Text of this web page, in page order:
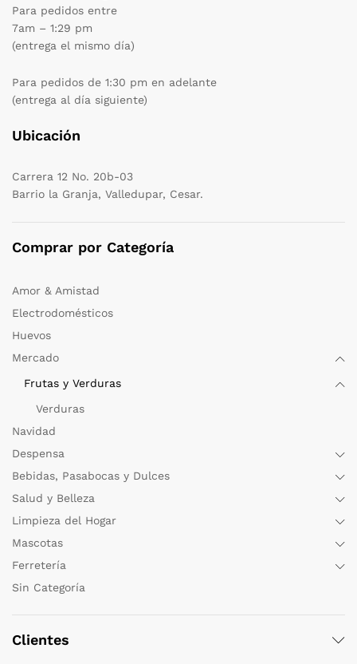
Para pedidos entre
7am – 1:29 pm
(entrega el mismo día)
Para pedidos de 1:30 pm en adelante
(entrega al día siguiente)
Ubicación
Carrera 12 No. 20b-03
Barrio la Granja, Valledupar, Cesar.
Comprar por Categoría
Amor & Amistad
Electrodomésticos
Huevos
Mercado
Frutas y Verduras
Verduras
Navidad
Despensa
Bebidas, Pasabocas y Dulces
Salud y Belleza
Limpieza del Hogar
Mascotas
Ferretería
Sin Categoría
Clientes